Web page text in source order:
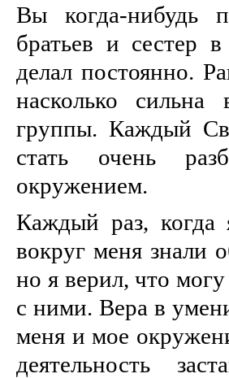
Вы когда-нибудь
братьев и сестер
делал постоянно.
насколько
группы. Каждый
стать очень
окружением.
Каждый раз, когда
вокруг меня знали
но я верил, что
с ними. Вера в
меня и мое
деятельность